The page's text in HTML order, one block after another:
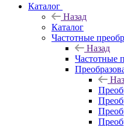
Каталог
Назад
Каталог
Частотные
Назад
Частотные